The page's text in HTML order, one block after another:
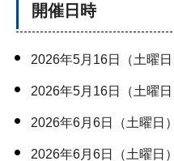
開催日時
2026年5月16日（土曜
2026年5月16日（土曜
2026年6月6日（土曜日
2026年6月6日（土曜日